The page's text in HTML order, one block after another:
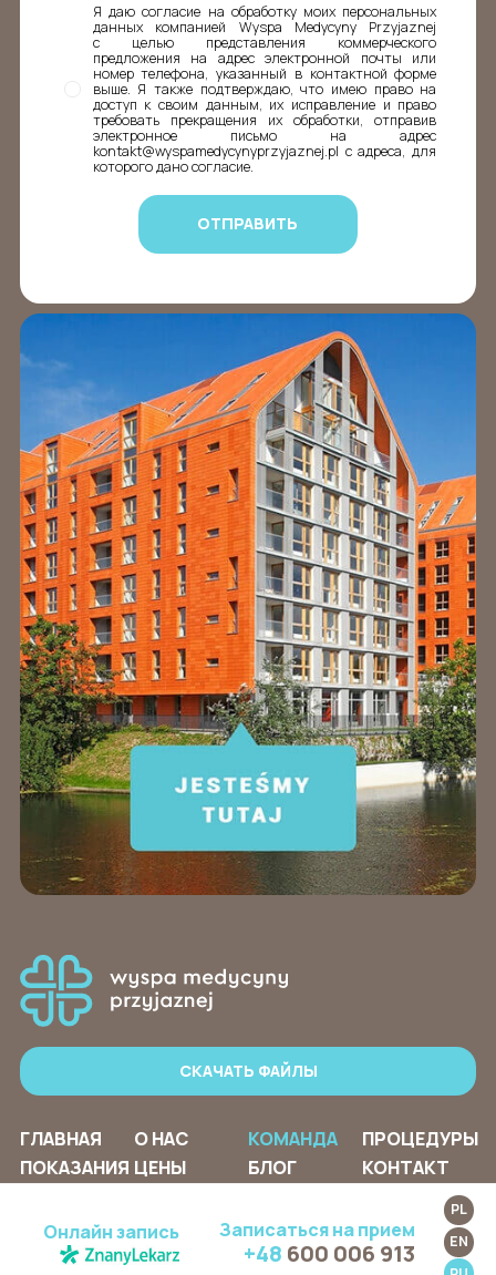
Онлайн запись Записаться на прием
+48 600 006 913
PL
EN
Я даю согласие на обработку моих персональных
данных компанией Wyspa Medycyny Przyjaznej
с целью представления коммерческого
предложения на адрес электронной почты или
номер телефона, указанный в контактной форме
выше. Я также подтверждаю, что имею право на
доступ к своим данным, их исправление и право
требовать прекращения их обработки, отправив
электронное письмо на адрес
kontakt@wyspamedycynyprzyjaznej.pl с адреса, для
которого дано согласие.
СКАЧАТЬ ФАЙЛЫ
ГЛАВНАЯ О НАС КОМАНДА
ПРОЦЕДУРЫ
ПОКАЗАНИЯ ЦЕНЫ БЛОГ КОНТАКТ